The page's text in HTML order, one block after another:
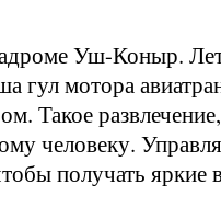
Уш-Коныр.
гул мотора
Такое
человеку.
получать яркие